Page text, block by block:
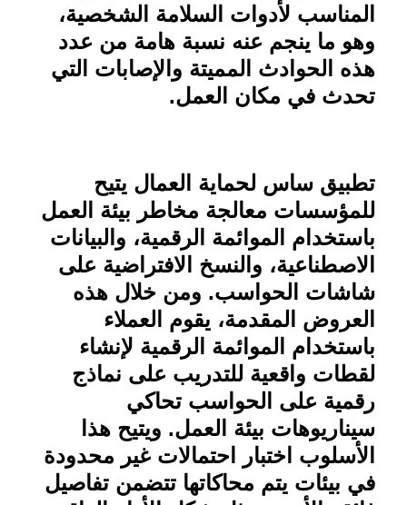
المناسب لأدوات السلامة الشخصية،
وهو ما ينجم عنه نسبة هامة من عدد
هذه الحوادث المميتة والإصابات التي
تحدث في مكان العمل.
تطبيق ساس لحماية العمال يتيح
للمؤسسات معالجة مخاطر بيئة العمل
باستخدام الموائمة الرقمية، والبيانات
الاصطناعية، والنسخ الافتراضية على
شاشات الحواسب. ومن خلال هذه
العروض المقدمة، يقوم العملاء
باستخدام الموائمة الرقمية لإنشاء
لقطات واقعية للتدريب على نماذج
رقمية على الحواسب تحاكي
سيناريوهات بيئة العمل. ويتيح هذا
الأسلوب اختبار احتمالات غير محدودة
في بيئات يتم محاكاتها تتضمن تفاصيل